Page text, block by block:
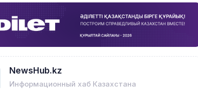
NewsHub.kz
Информационный хаб Казахстана